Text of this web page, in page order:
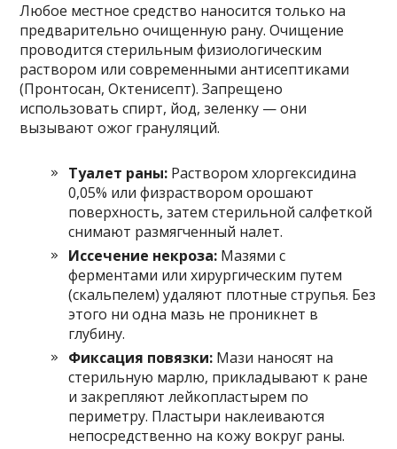
Любое местное средство наносится только на
предварительно очищенную рану. Очищение
проводится стерильным физиологическим
раствором или современными антисептиками
(Пронтосан, Октенисепт). Запрещено
использовать спирт, йод, зеленку — они
вызывают ожог грануляций.
Туалет раны: Раствором хлоргексидина
0,05% или физраствором орошают
поверхность, затем стерильной салфеткой
снимают размягченный налет.
Иссечение некроза: Мазями с
ферментами или хирургическим путем
(скальпелем) удаляют плотные струпья. Без
этого ни одна мазь не проникнет в
глубину.
Фиксация повязки: Мази наносят на
стерильную марлю, прикладывают к ране
и закрепляют лейкопластырем по
периметру. Пластыри наклеиваются
непосредственно на кожу вокруг раны.